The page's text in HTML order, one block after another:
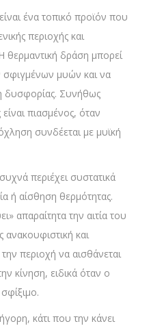
ένα τοπικό προϊόν που
περιοχής και
θερμαντική δράση μπορεί
μυών και να
δυσφορίας. Συνήθως
πιασμένος, όταν
συνδέεται με μυϊκή
περιέχει συστατικά
ή αίσθηση θερμότητας.
απαραίτητα την αιτία του
και
περιοχή να αισθάνεται
κίνηση, ειδικά όταν ο
κάτι που την κάνει